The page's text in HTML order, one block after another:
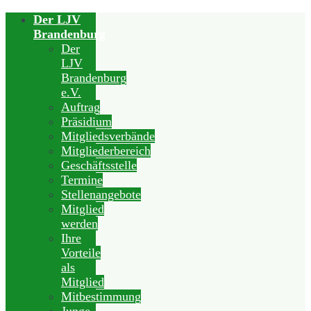
Der LJV
Brandenburg
Der
LJV
Brandenburg
e.V.
Auftrag
Präsidium
Mitgliedsverbände
Mitgliederbereich
Geschäftsstelle
Termine
Stellenangebote
Mitglied
werden
Ihre
Vorteile
als
Mitglied
Mitbestimmung